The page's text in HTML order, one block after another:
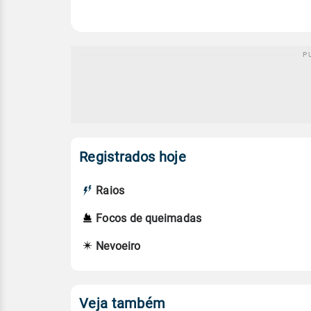
Registrados hoje
Raios
Focos de queimadas
Nevoeiro
Veja também